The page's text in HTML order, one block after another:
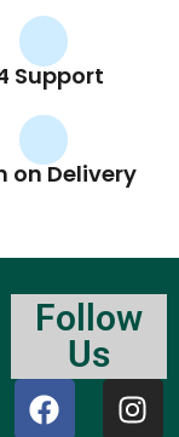
Support
on Delivery
REFUND
Follow
Us